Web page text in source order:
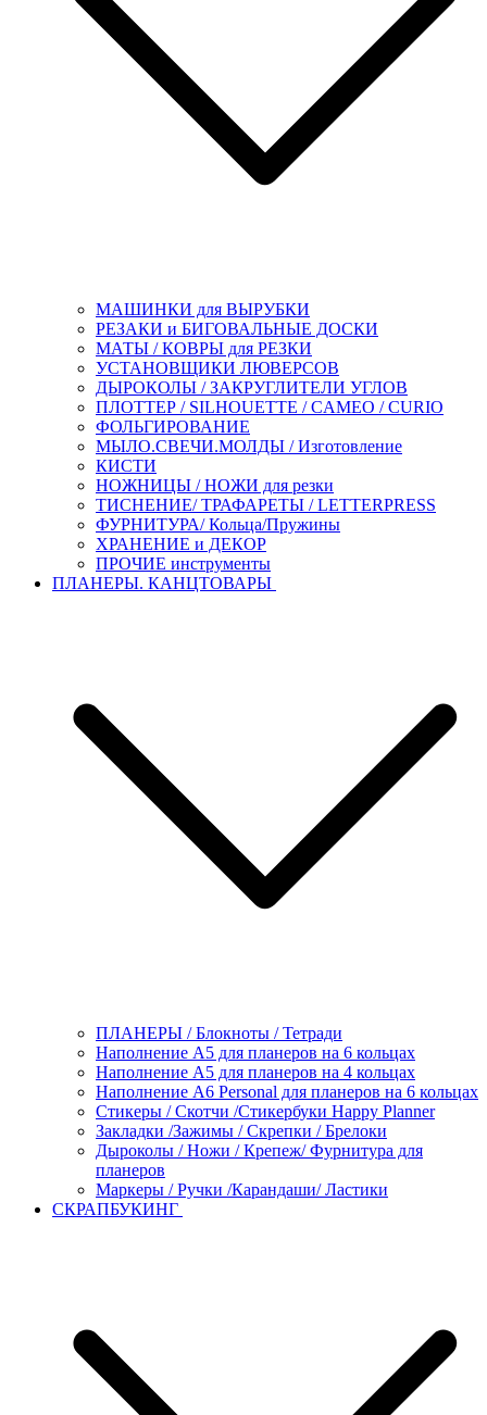
МАШИНКИ для ВЫРУБКИ
РЕЗАКИ и БИГОВАЛЬНЫЕ ДОСКИ
МАТЫ / КОВРЫ для РЕЗКИ
УСТАНОВЩИКИ ЛЮВЕРСОВ
ДЫРОКОЛЫ / ЗАКРУГЛИТЕЛИ УГЛОВ
ПЛОТТЕР / SILHOUETTE / CAMEO / CURIO
ФОЛЬГИРОВАНИЕ
МЫЛО.СВЕЧИ.МОЛДЫ / Изготовление
КИСТИ
НОЖНИЦЫ / НОЖИ для резки
ТИСНЕНИЕ/ ТРАФАРЕТЫ / LETTERPRESS
ФУРНИТУРА/ Кольца/Пружины
ХРАНЕНИЕ и ДЕКОР
ПРОЧИЕ инструменты
ПЛАНЕРЫ. КАНЦТОВАРЫ
ПЛАНЕРЫ / Блокноты / Тетради
Наполнение А5 для планеров на 6 кольцах
Наполнение А5 для планеров на 4 кольцах
Наполнение А6 Personal для планеров на 6 кольцах
Стикеры / Скотчи /Стикербуки Happy Planner
Закладки /Зажимы / Скрепки / Брелоки
Дыроколы / Ножи / Крепеж/ Фурнитура для
планеров
Маркеры / Ручки /Карандаши/ Ластики
СКРАПБУКИНГ